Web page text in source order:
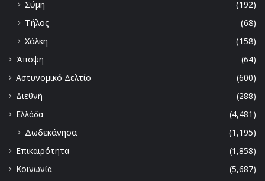
Σύμη
(192)
Τήλος
(68)
Χάλκη
(158)
Άποψη
(64)
Αστυνομικό Δελτίο
(600)
Διεθνή
(288)
Ελλάδα
(4,481)
Δωδεκάνησα
(1,195)
Επικαιρότητα
(1,858)
Κοινωνία
(5,687)